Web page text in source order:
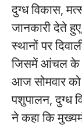
दुग्ध विकास,
जानकारी देते
स्थानों पर
जिसमें आंचल के
आज सोमवार को
पशुपालन, दुग्ध
ने कहा कि